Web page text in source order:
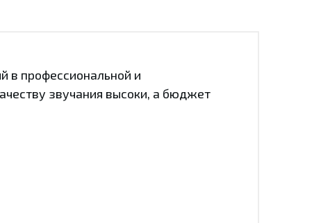
в профессиональной и
звучания высоки, а бюджет